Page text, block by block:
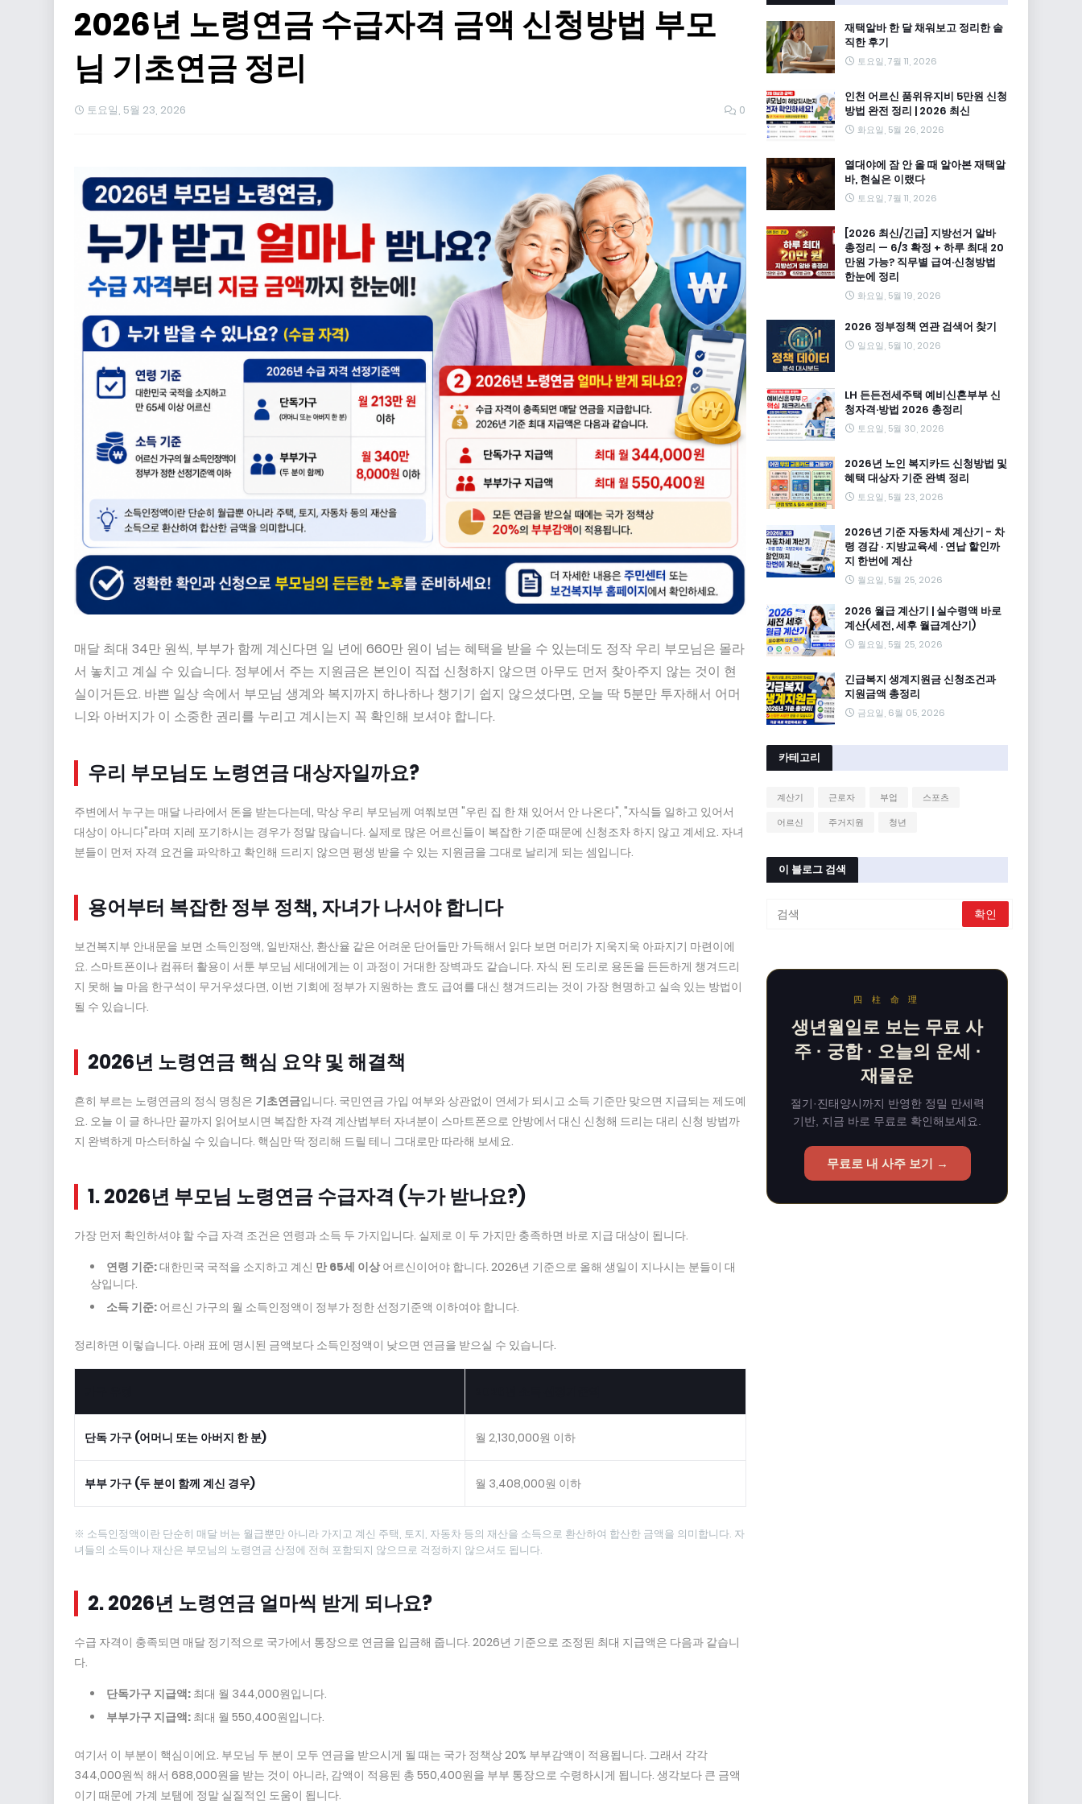
2026년 노령연금 수급자격 금액 신청방법 부모
님 기초연금 정리
토요일, 5월 23, 2026 0
매달 최대 34만 원씩, 부부가 함께 계신다면 일 년에 660만 원이 넘는 혜택을 받을 수 있는데도 정작 우리 부모님은 몰라
서 놓치고 계실 수 있습니다. 정부에서 주는 지원금은 본인이 직접 신청하지 않으면 아무도 먼저 찾아주지 않는 것이 현
실이거든요. 바쁜 일상 속에서 부모님 생계와 복지까지 하나하나 챙기기 쉽지 않으셨다면, 오늘 딱 5분만 투자해서 어머
니와 아버지가 이 소중한 권리를 누리고 계시는지 꼭 확인해 보셔야 합니다.
우리 부모님도 노령연금 대상자일까요?
주변에서 누구는 매달 나라에서 돈을 받는다는데, 막상 우리 부모님께 여쭤보면 "우린 집 한 채 있어서 안 나온다", "자식들 일하고 있어서
대상이 아니다"라며 지레 포기하시는 경우가 정말 많습니다. 실제로 많은 어르신들이 복잡한 기준 때문에 신청조차 하지 않고 계세요. 자녀
분들이 먼저 자격 요건을 파악하고 확인해 드리지 않으면 평생 받을 수 있는 지원금을 그대로 날리게 되는 셈입니다.
용어부터 복잡한 정부 정책, 자녀가 나서야 합니다
보건복지부 안내문을 보면 소득인정액, 일반재산, 환산율 같은 어려운 단어들만 가득해서 읽다 보면 머리가 지욱지욱 아파지기 마련이에
요. 스마트폰이나 컴퓨터 활용이 서툰 부모님 세대에게는 이 과정이 거대한 장벽과도 같습니다. 자식 된 도리로 용돈을 든든하게 챙겨드리
지 못해 늘 마음 한구석이 무거우셨다면, 이번 기회에 정부가 지원하는 효도 급여를 대신 챙겨드리는 것이 가장 현명하고 실속 있는 방법이
될 수 있습니다.
2026년 노령연금 핵심 요약 및 해결책
흔히 부르는 노령연금의 정식 명칭은 기초연금입니다. 국민연금 가입 여부와 상관없이 연세가 되시고 소득 기준만 맞으면 지급되는 제도예
요. 오늘 이 글 하나만 끝까지 읽어보시면 복잡한 자격 계산법부터 자녀분이 스마트폰으로 안방에서 대신 신청해 드리는 대리 신청 방법까
지 완벽하게 마스터하실 수 있습니다. 핵심만 딱 정리해 드릴 테니 그대로만 따라해 보세요.
1. 2026년 부모님 노령연금 수급자격 (누가 받나요?)
가장 먼저 확인하셔야 할 수급 자격 조건은 연령과 소득 두 가지입니다. 실제로 이 두 가지만 충족하면 바로 지급 대상이 됩니다.
연령 기준:대한민국 국적을 소지하고 계신 만 65세 이상어르신이어야 합니다. 2026년 기준으로 올해 생일이 지나시는 분들이 대
상입니다.
소득 기준: 어르신 가구의 월 소득인정액이 정부가 정한 선정기준액 이하여야 합니다.
정리하면 이렇습니다. 아래 표에 명시된 금액보다 소득인정액이 낮으면 연금을 받으실 수 있습니다.
단독 가구 (어머니 또는 아버지 한 분) 월 2,130,000원 이하
부부 가구 (두 분이 함께 계신 경우) 월 3,408,000원 이하
※ 소득인정액이란 단순히 매달 버는 월급뿐만 아니라 가지고 계신 주택, 토지, 자동차 등의 재산을 소득으로 환산하여 합산한 금액을 의미합니다. 자
녀들의 소득이나 재산은 부모님의 노령연금 산정에 전혀 포함되지 않으므로 걱정하지 않으셔도 됩니다.
2. 2026년 노령연금 얼마씩 받게 되나요?
수급 자격이 충족되면 매달 정기적으로 국가에서 통장으로 연금을 입금해 줍니다. 2026년 기준으로 조정된 최대 지급액은 다음과 같습니
다.
단독가구 지급액: 최대 월 344,000원입니다.
부부가구 지급액: 최대 월 550,400원입니다.
여기서 이 부분이 핵심이에요. 부모님 두 분이 모두 연금을 받으시게 될 때는 국가 정책상 20% 부부감액이 적용됩니다. 그래서 각각
344,000원씩 해서 688,000원을 받는 것이 아니라, 감액이 적용된 총 550,400원을 부부 통장으로 수령하시게 됩니다. 생각보다 큰 금액
이기 때문에 가계 보탬에 정말 실질적인 도움이 됩니다.
재택알바 한 달 채워보고 정리한 솔
직한 후기
토요일, 7월 11, 2026
인천 어르신 품위유지비 5만원 신청
방법 완전 정리 | 2026 최신
화요일, 5월 26, 2026
열대야에 잠 안 올 때 알아본 재택알
바, 현실은 이랬다
토요일, 7월 11, 2026
[2026 최신/긴급] 지방선거 알바
총정리 — 6/3 확정 + 하루 최대 20
만원 가능? 직무별 급여·신청방법
한눈에 정리
화요일, 5월 19, 2026
2026 정부정책 연관 검색어 찾기
일요일, 5월 10, 2026
LH 든든전세주택 예비신혼부부 신
청자격·방법 2026 총정리
토요일, 5월 30, 2026
2026년 노인 복지카드 신청방법 및
혜택 대상자 기준 완벽 정리
토요일, 5월 23, 2026
2026년 기준 자동차세 계산기 - 차
령 경감 · 지방교육세 · 연납 할인까
지 한번에 계산
월요일, 5월 25, 2026
2026 월급 계산기 | 실수령액 바로
계산(세전, 세후 월급계산기)
월요일, 5월 25, 2026
긴급복지 생계지원금 신청조건과
지원금액 총정리
금요일, 6월 05, 2026
카테고리
계산기 근로자 부업
스포츠
어르신
주거지원 청년
이 블로그 검색
四 柱 命 理
생년월일로 보는 무료 사
주 · 궁합 · 오늘의 운세 ·
재물운
절기·진태양시까지 반영한 정밀 만세력
기반, 지금 바로 무료로 확인해보세요.
무료로 내 사주 보기 →